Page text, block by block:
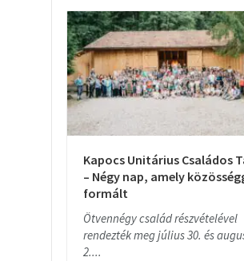
Kapocs Unitárius Családos
– Négy nap, amely
formált
Ötvennégy család részvételével
rendezték meg július 30. és
2....